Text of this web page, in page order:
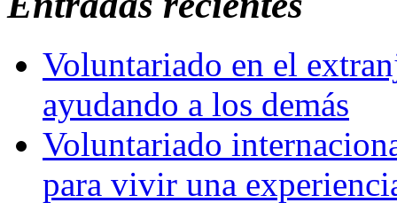
Voluntariado en el
ayudando a los demás
Voluntariado
para vivir una